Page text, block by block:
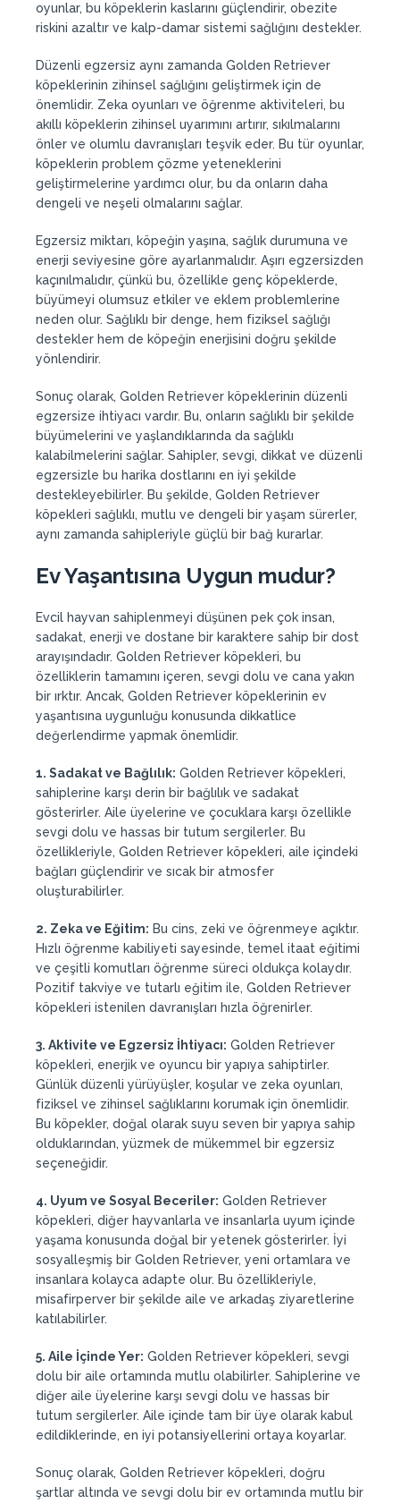
oyunlar, bu köpeklerin kaslarını güçlendirir, obezite
riskini azaltır ve kalp-damar sistemi sağlığını destekler.
Düzenli egzersiz aynı zamanda Golden Retriever
köpeklerinin zihinsel sağlığını geliştirmek için de
önemlidir. Zeka oyunları ve öğrenme aktiviteleri, bu
akıllı köpeklerin zihinsel uyarımını artırır, sıkılmalarını
önler ve olumlu davranışları teşvik eder. Bu tür oyunlar,
köpeklerin problem çözme yeteneklerini
geliştirmelerine yardımcı olur, bu da onların daha
dengeli ve neşeli olmalarını sağlar.
Egzersiz miktarı, köpeğin yaşına, sağlık durumuna ve
enerji seviyesine göre ayarlanmalıdır. Aşırı egzersizden
kaçınılmalıdır, çünkü bu, özellikle genç köpeklerde,
büyümeyi olumsuz etkiler ve eklem problemlerine
neden olur. Sağlıklı bir denge, hem fiziksel sağlığı
destekler hem de köpeğin enerjisini doğru şekilde
yönlendirir.
Sonuç olarak, Golden Retriever köpeklerinin düzenli
egzersize ihtiyacı vardır. Bu, onların sağlıklı bir şekilde
büyümelerini ve yaşlandıklarında da sağlıklı
kalabilmelerini sağlar. Sahipler, sevgi, dikkat ve düzenli
egzersizle bu harika dostlarını en iyi şekilde
destekleyebilirler. Bu şekilde, Golden Retriever
köpekleri sağlıklı, mutlu ve dengeli bir yaşam sürerler,
aynı zamanda sahipleriyle güçlü bir bağ kurarlar.
Ev Yaşantısına Uygun mudur?
Evcil hayvan sahiplenmeyi düşünen pek çok insan,
sadakat, enerji ve dostane bir karaktere sahip bir dost
arayışındadır. Golden Retriever köpekleri, bu
özelliklerin tamamını içeren, sevgi dolu ve cana yakın
bir ırktır. Ancak, Golden Retriever köpeklerinin ev
yaşantısına uygunluğu konusunda dikkatlice
değerlendirme yapmak önemlidir.
1. Sadakat ve Bağlılık: Golden Retriever köpekleri,
sahiplerine karşı derin bir bağlılık ve sadakat
gösterirler. Aile üyelerine ve çocuklara karşı özellikle
sevgi dolu ve hassas bir tutum sergilerler. Bu
özellikleriyle, Golden Retriever köpekleri, aile içindeki
bağları güçlendirir ve sıcak bir atmosfer
oluşturabilirler.
2. Zeka ve Eğitim: Bu cins, zeki ve öğrenmeye açıktır.
Hızlı öğrenme kabiliyeti sayesinde, temel itaat eğitimi
ve çeşitli komutları öğrenme süreci oldukça kolaydır.
Pozitif takviye ve tutarlı eğitim ile, Golden Retriever
köpekleri istenilen davranışları hızla öğrenirler.
3. Aktivite ve Egzersiz İhtiyacı: Golden Retriever
köpekleri, enerjik ve oyuncu bir yapıya sahiptirler.
Günlük düzenli yürüyüşler, koşular ve zeka oyunları,
fiziksel ve zihinsel sağlıklarını korumak için önemlidir.
Bu köpekler, doğal olarak suyu seven bir yapıya sahip
olduklarından, yüzmek de mükemmel bir egzersiz
seçeneğidir.
4. Uyum ve Sosyal Beceriler: Golden Retriever
köpekleri, diğer hayvanlarla ve insanlarla uyum içinde
yaşama konusunda doğal bir yetenek gösterirler. İyi
sosyalleşmiş bir Golden Retriever, yeni ortamlara ve
insanlara kolayca adapte olur. Bu özellikleriyle,
misafirperver bir şekilde aile ve arkadaş ziyaretlerine
katılabilirler.
5. Aile İçinde Yer: Golden Retriever köpekleri, sevgi
dolu bir aile ortamında mutlu olabilirler. Sahiplerine ve
diğer aile üyelerine karşı sevgi dolu ve hassas bir
tutum sergilerler. Aile içinde tam bir üye olarak kabul
edildiklerinde, en iyi potansiyellerini ortaya koyarlar.
Sonuç olarak, Golden Retriever köpekleri, doğru
şartlar altında ve sevgi dolu bir ev ortamında mutlu bir